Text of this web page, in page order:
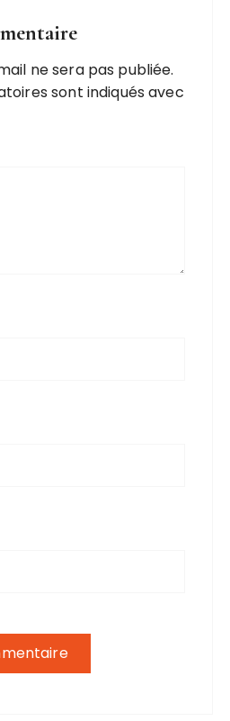
ne sera pas publiée.
sont indiqués avec